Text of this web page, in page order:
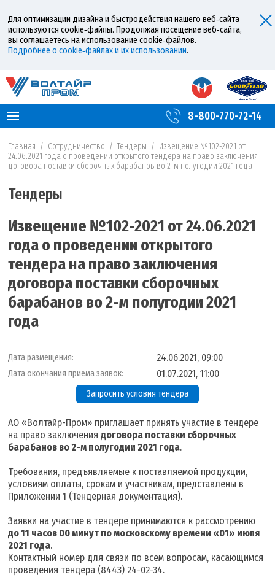
Для оптимизации дизайна и быстродействия нашего веб‑сайта
используются cookie‑файлы. Продолжая посещение веб‑сайта,
вы соглашаетесь на использование cookie‑файлов.
Подробнее о cookie‑файлах и их использовании.
8-800-770-72-14
Главная / Сотрудничество / Тендеры / Извещение №102-2021 от
24.06.2021 года о проведении открытого тендера на право заключения
договора поставки сборочных барабанов во 2-м полугодии 2021 года
Тендеры
Извещение №102-2021 от 24.06.2021
года о проведении открытого
тендера на право заключения
договора поставки сборочных
барабанов во 2-м полугодии 2021
года
Дата размещения: 24.06.2021, 09:00
Дата окончания приема заявок: 01.07.2021, 11:00
Запросить условия тендера
АО «Волтайр-Пром» приглашает принять участие в тендере
на право заключениядоговора поставки сборочных
барабанов во 2-м полугодии 2021 года.
Требования, предъявляемые к поставляемой продукции,
условиям оплаты, срокам и участникам, представлены в
Приложении 1 (Тендерная документация).
Заявки на участие в тендере принимаются к рассмотрению
до 11 часов 00 минут по московскому времени «01» июля
2021 года.
Контактный номер для связи по всем вопросам, касающимся
проведения тендера (8443) 24-02-34.